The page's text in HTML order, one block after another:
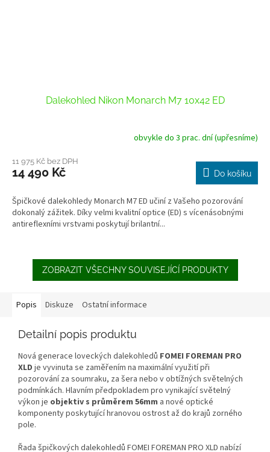
Dalekohled Nikon Monarch M7 10x42 ED
obvykle do 3 prac. dní (upřesníme)
11 975 Kč bez DPH
14 490 Kč Do košíku
Špičkové dalekohledy Monarch M7 ED učiní z Vašeho pozorování
dokonalý zážitek. Díky velmi kvalitní optice (ED) s vícenásobnými
antireflexními vrstvami poskytují brilantní...
ZOBRAZIT VŠECHNY SOUVISEJÍCÍ PRODUKTY
Popis Diskuze Ostatní informace
Detailní popis produktu
Nová generace loveckých dalekohledů FOMEI FOREMAN PRO
XLD je vyvinuta se zaměřením na maximální využití při
pozorování za soumraku, za šera nebo v obtížných světelných
podmínkách. Hlavním předpokladem pro vynikající světelný
výkon je objektiv s průměrem 56mm a nové optické
komponenty poskytující hranovou ostrost až do krajů zorného
pole.
Řada špičkových dalekohledů FOMEI FOREMAN PRO XLD nabízí